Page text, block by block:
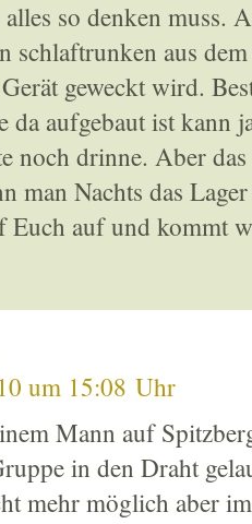
alles so denken muss.
schlaftrunken aus
geweckt wird.
da aufgebaut ist kann
noch drinne. Aber
man Nachts das
Euch auf und kommt
um 15:08 Uhr
Mann auf
in den Draht
mehr möglich aber